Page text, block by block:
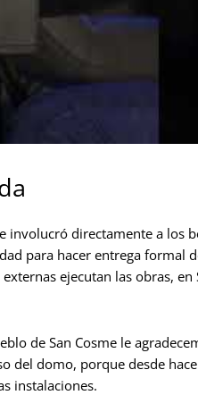
involucró directamente a los
para hacer entrega formal
ejecutan las obras, en
de San Cosme le
del domo, porque desde
instalaciones.